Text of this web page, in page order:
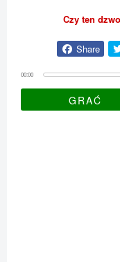
Czy ten
Share
00:00
GRAĆ